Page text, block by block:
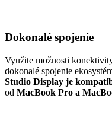
Dokonalé spojenie
Využite možnosti
dokonalé spojenie
Studio Display je
od MacBook Pro a